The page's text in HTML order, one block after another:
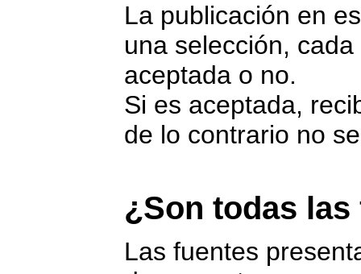
La publicación en
una selección,
aceptada o no.
Si es aceptada,
de lo contrario no
¿Son todas
Las fuentes